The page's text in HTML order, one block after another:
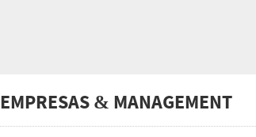
EMPRESAS & MANAGEMENT